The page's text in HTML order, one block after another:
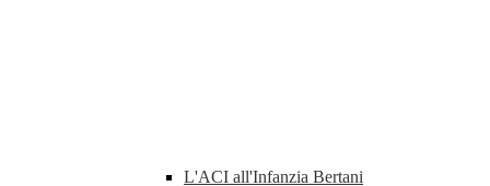
L'ACI all'Infanzia Bertani